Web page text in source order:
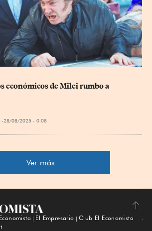
económicos de Milei rumbo a
28/08/2025 - 0:08
Ver más
Subir
El Empresario
Club El Economista